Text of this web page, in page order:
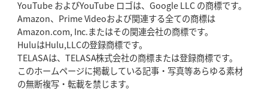
YouTube およびYouTube ロゴは、Google LLC の商標です。
Amazon、Prime Videoおよび関連する全ての商標は
Amazon.com, Inc.またはその関連会社の商標です。
HuluはHulu,LLCの登録商標です。
TELASAは、TELASA株式会社の商標または登録商標です。
このホームページに掲載している記事・写真等あらゆる素材
の無断複写・転載を禁じます。